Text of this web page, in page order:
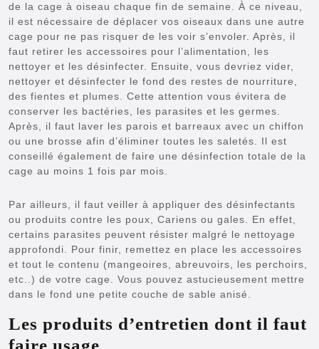
de la cage à oiseau chaque fin de semaine. À ce niveau,
il est nécessaire de déplacer vos oiseaux dans une autre
cage pour ne pas risquer de les voir s’envoler. Après, il
faut retirer les accessoires pour l’alimentation, les
nettoyer et les désinfecter. Ensuite, vous devriez vider,
nettoyer et désinfecter le fond des restes de nourriture,
des fientes et plumes. Cette attention vous évitera de
conserver les bactéries, les parasites et les germes.
Après, il faut laver les parois et barreaux avec un chiffon
ou une brosse afin d’éliminer toutes les saletés. Il est
conseillé également de faire une désinfection totale de la
cage au moins 1 fois par mois.
Par ailleurs, il faut veiller à appliquer des désinfectants
ou produits contre les poux, Cariens ou gales. En effet,
certains parasites peuvent résister malgré le nettoyage
approfondi. Pour finir, remettez en place les accessoires
et tout le contenu (mangeoires, abreuvoirs, les perchoirs,
etc..) de votre cage. Vous pouvez astucieusement mettre
dans le fond une petite couche de sable anisé.
Les produits d’entretien dont il faut